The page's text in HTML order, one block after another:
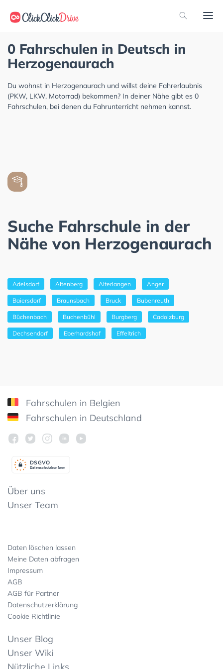
0 Fahrschulen in Deutsch in
Herzogenaurach
Du wohnst in Herzogenaurach und willst deine Fahrerlaubnis
(PKW, LKW, Motorrad) bekommen? In deiner Nähe gibt es 0
Fahrschulen, bei denen du Fahrunterricht nehmen kannst.
Suche Fahrschule in der
Nähe von Herzogenaurach
Adelsdorf Altenberg Alterlangen Anger
Baiersdorf Braunsbach Bruck Bubenreuth
Büchenbach Buchenbühl Burgberg Cadolzburg
Dechsendorf Eberhardshof Effeltrich
Fahrschulen in Belgien
Fahrschulen in Deutschland
Datenschutzkonform
DSGVO
Über uns
Unser Team
Daten löschen lassen
Meine Daten abfragen
Impressum
AGB
AGB für Partner
Datenschutzerklärung
Cookie Richtlinie
Unser Blog
Unser Wiki